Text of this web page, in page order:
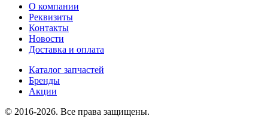
О компании
Реквизиты
Контакты
Новости
Доставка и оплата
Каталог запчастей
Бренды
Акции
© 2016-2026. Все права защищены.